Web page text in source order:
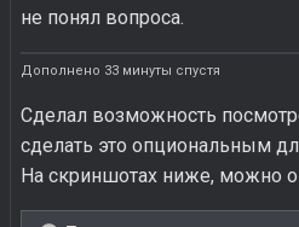
не понял вопроса.
Дополнено 33 минуты спустя
Сделал возможность
сделать это опциональным
На скриншотах ниже, можно